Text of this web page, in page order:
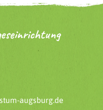
augsburg.de